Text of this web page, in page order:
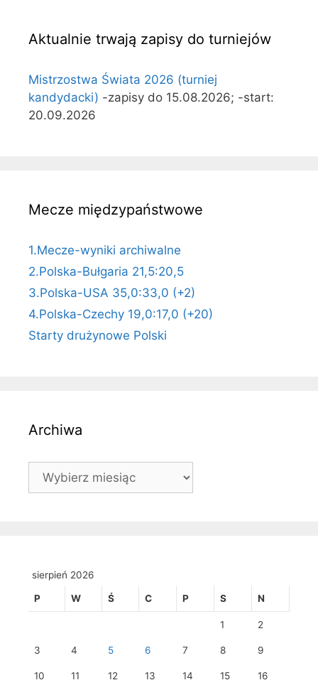
Aktualnie trwają zapisy do turniejów
Mistrzostwa Świata 2026 (turniej
kandydacki) -zapisy do 15.08.2026; -start:
20.09.2026
Mecze międzypaństwowe
1.Mecze-wyniki archiwalne
2.Polska-Bułgaria 21,5:20,5
3.Polska-USA 35,0:33,0 (+2)
4.Polska-Czechy 19,0:17,0 (+20)
Starty drużynowe Polski
Archiwa
Archiwa
sierpień 2026
P W Ś C P S N
1 2
3 4 5 6 7 8 9
10 11 12 13 14 15 16